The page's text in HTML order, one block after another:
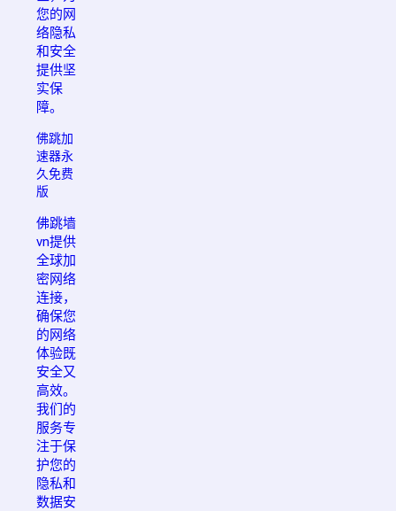
您的网
络隐私
和安全
提供坚
实保
障。
佛跳加
速器永
久免费
版
佛跳墙
vn提供
全球加
密网络
连接，
确保您
的网络
体验既
安全又
高效。
我们的
服务专
注于保
护您的
隐私和
数据安